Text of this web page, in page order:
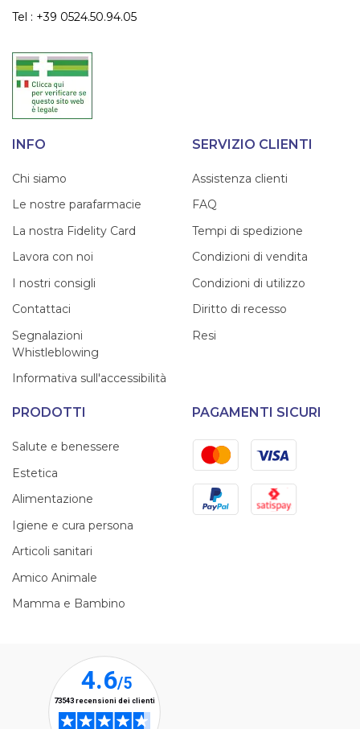
Tel : +39 0524.50.94.05
INFO
Chi siamo
Le nostre parafarmacie
La nostra Fidelity Card
Lavora con noi
I nostri consigli
Contattaci
Segnalazioni
Whistleblowing
Informativa sull'accessibilità
SERVIZIO CLIENTI
Assistenza clienti
FAQ
Tempi di spedizione
Condizioni di vendita
Condizioni di utilizzo
Diritto di recesso
Resi
PRODOTTI
Salute e benessere
Estetica
Alimentazione
Igiene e cura persona
Articoli sanitari
Amico Animale
Mamma e Bambino
PAGAMENTI SICURI
MastercardVisa
PayPal Satispay